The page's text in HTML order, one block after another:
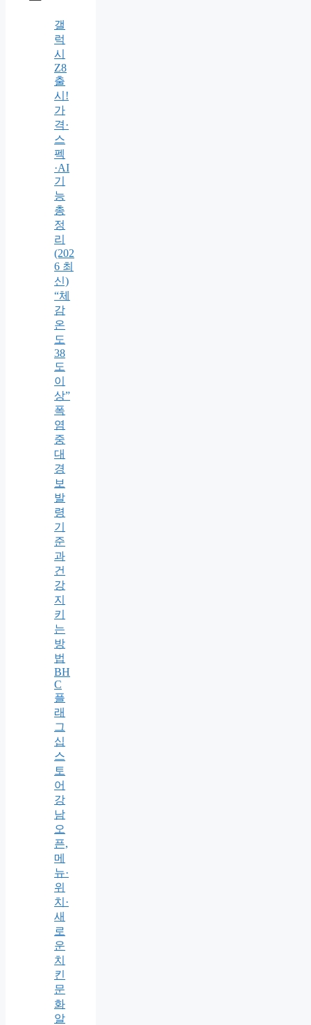
갤
럭
시
Z8
출
시!
가
격·
스
펙
·AI
기
능
총
정
리
(202
6 최
신)
“체
감
온
도
38
도
이
상”
폭
염
중
대
경
보
발
령
기
준
과
건
강
지
키
는
방
법
BH
C
플
래
그
십
스
토
어
강
남
오
픈,
메
뉴·
위
치·
새
로
운
치
킨
문
화
알